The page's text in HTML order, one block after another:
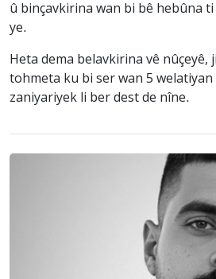
û binçavkirina wan bi bê hebûna
ye.
Heta dema belavkirina vê nûçeyê,
tohmeta ku bi ser wan 5
zaniyariyek li ber dest de nîne.